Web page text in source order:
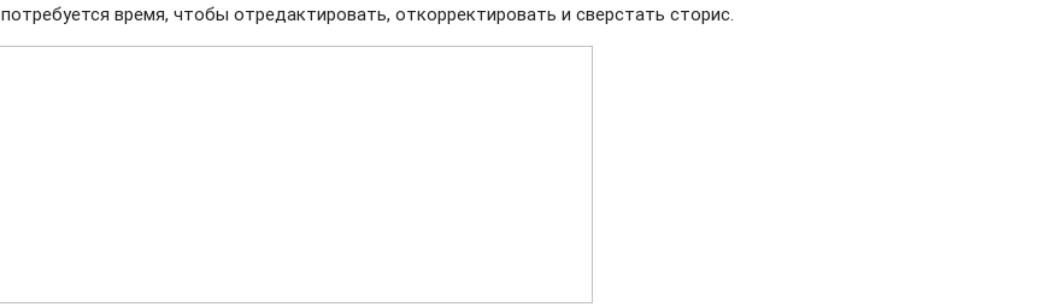
потребуется время, чтобы отредактировать, откорректировать и сверстать сторис.